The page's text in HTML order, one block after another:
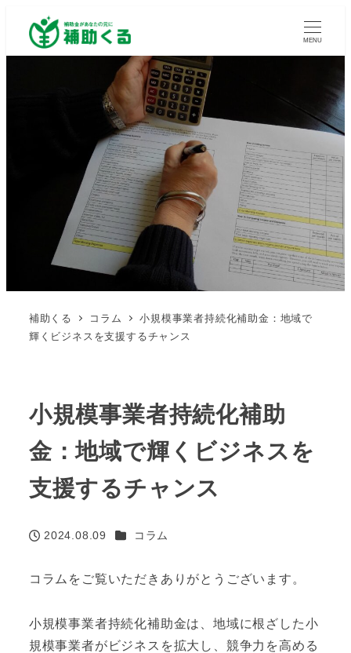
MENU
補助くる コラム
小規模事業者持続化補助金：地域で
輝くビジネスを支援するチャンス
小規模事業者持続化補助
金：地域で輝くビジネスを
支援するチャンス
投稿日
2024.08.09 カテゴリー
コラム
コラムをご覧いただきありがとうございます。
小規模事業者持続化補助金は、地域に根ざした小
規模事業者がビジネスを拡大し、競争力を高める